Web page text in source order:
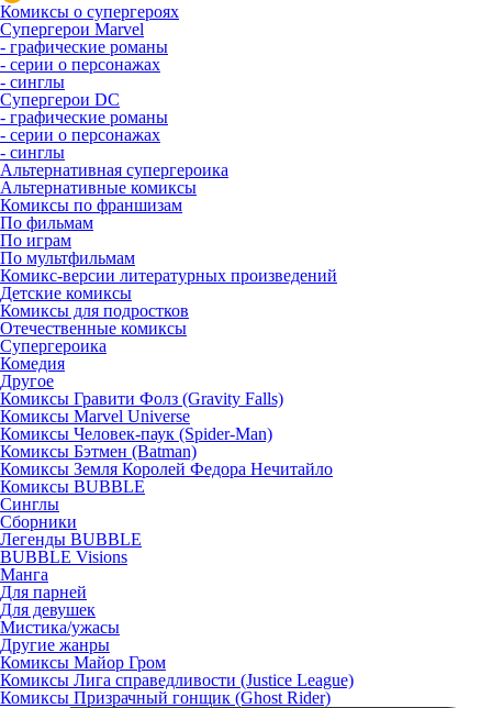
Комиксы о супергероях
Супергерои Marvel
- графические романы
- серии о персонажах
- синглы
Супергерои DC
- графические романы
- серии о персонажах
- синглы
Альтернативная супергероика
Альтернативные комиксы
Комиксы по франшизам
По фильмам
По играм
По мультфильмам
Комикс-версии литературных произведений
Детские комиксы
Комиксы для подростков
Отечественные комиксы
Супергероика
Комедия
Другое
Комиксы Гравити Фолз (Gravity Falls)
Комиксы Marvel Universe
Комиксы Человек-паук (Spider-Man)
Комиксы Бэтмен (Batman)
Комиксы Земля Королей Федора Нечитайло
Комиксы BUBBLE
Синглы
Сборники
Легенды BUBBLE
BUBBLE Visions
Манга
Для парней
Для девушек
Мистика/ужасы
Другие жанры
Комиксы Майор Гром
Комиксы Лига справедливости (Justice League)
Комиксы Призрачный гонщик (Ghost Rider)